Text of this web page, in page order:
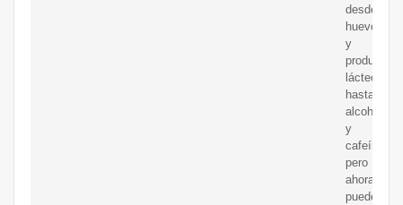
desde
huevos
y
productos
lácteos
hasta
alcohol
y
cafeína,
pero
ahora,
puedes